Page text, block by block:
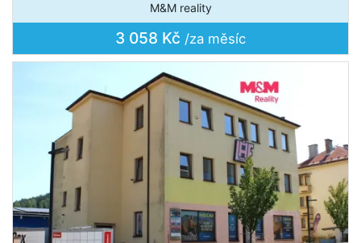
M&M reality
3 058 Kč /za měsíc